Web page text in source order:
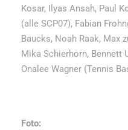
Kosar, Ilyas Ansah, Paul
(alle SCP07), Fabian
Baucks, Noah Raak, Max
Mika Schierhorn, Bennett
Onalee Wagner (Tennis
Foto: